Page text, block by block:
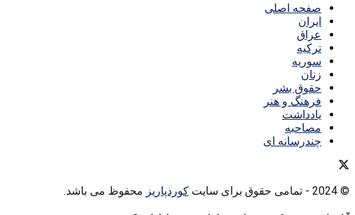
صفحه اصلی
ایران
عراق
ترکیه
سوریه
زنان
حقوق بشر
فرهنگ و هنر
یادداشت
مصاحبه
چندرسانه ای
© 2024 - تمامی حقوق برای سایت کوردپاریز محفوظ می باشد.